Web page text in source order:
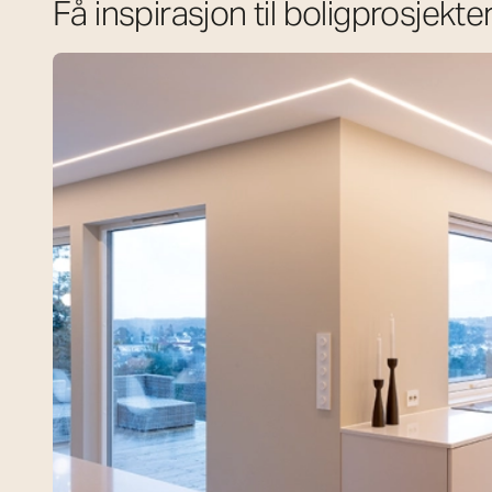
Få inspirasjon til